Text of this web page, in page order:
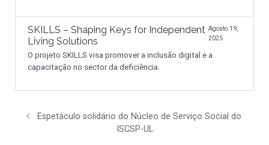
SKILLS – Shaping Keys for Independent
Living Solutions
Agosto 19,
2025
O projeto SKILLS visa promover a inclusão digital e a
capacitação no sector da deficiência.
Espetáculo solidário do Núcleo de Serviço Social do
ISCSP-UL